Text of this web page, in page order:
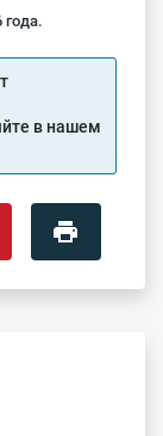
года.
в нашем